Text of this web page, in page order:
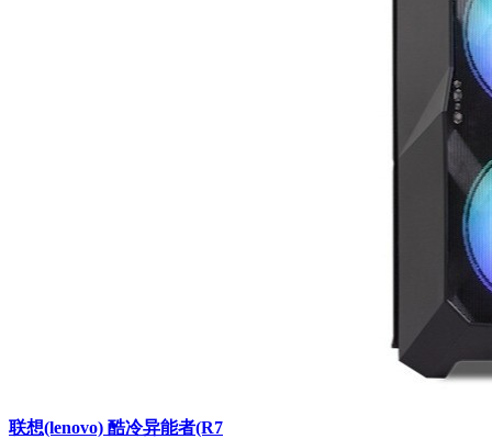
联想(lenovo) 酷冷异能者(R7